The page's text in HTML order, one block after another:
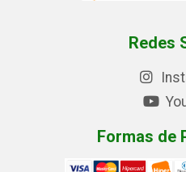
Redes
Formas de